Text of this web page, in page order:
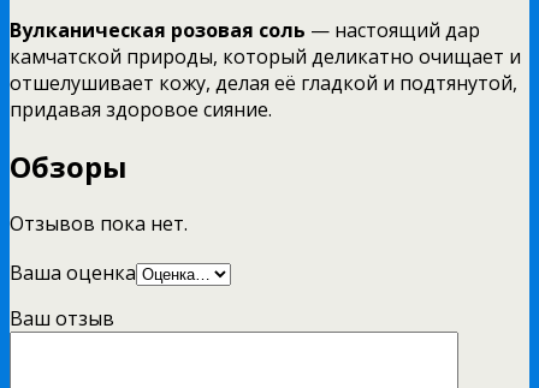
Вулканическая розовая соль — настоящий дар
камчатской природы, который деликатно очищает и
отшелушивает кожу, делая её гладкой и подтянутой,
придавая здоровое сияние.
Обзоры
Отзывов пока нет.
Ваша оценка
Ваш отзыв